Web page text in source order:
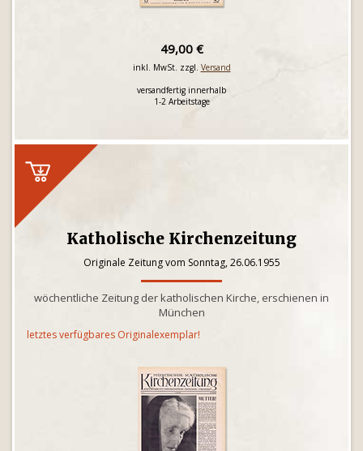
49,00 €
inkl. MwSt. zzgl. Versand
versandfertig innerhalb
1-2 Arbeitstage
Katholische Kirchenzeitung
Originale Zeitung vom Sonntag, 26.06.1955
wöchentliche Zeitung der katholischen Kirche, erschienen in
München
letztes verfügbares Originalexemplar!